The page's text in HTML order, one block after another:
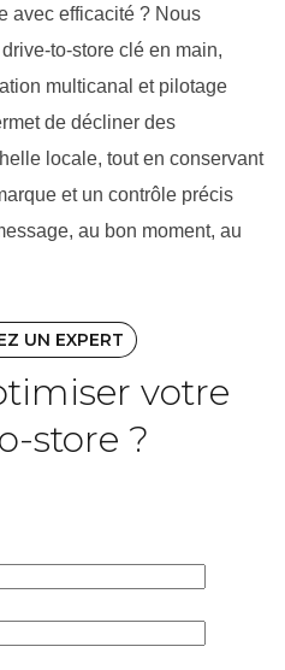
avec efficacité ? Nous
to-store clé en main,
multicanal et pilotage
de décliner des
locale, tout en conservant
et un contrôle précis
au bon moment, au
UN EXPERT
votre
store ?